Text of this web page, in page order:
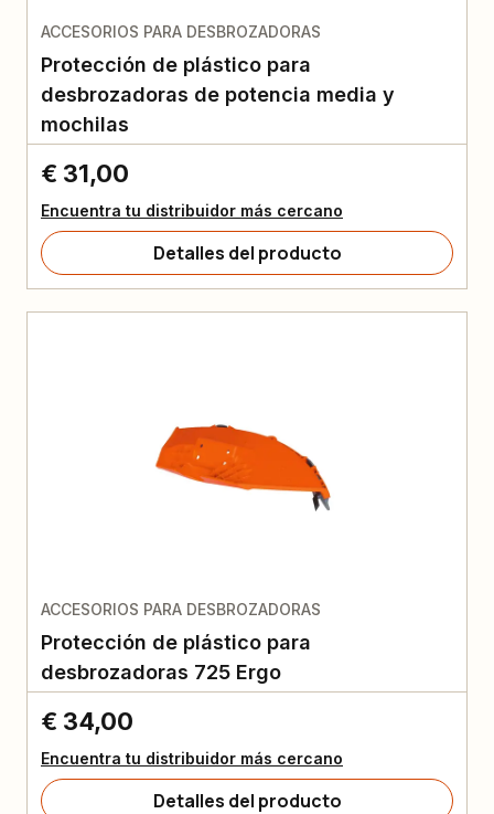
ACCESORIOS PARA DESBROZADORAS
Protección de plástico para
desbrozadoras de potencia media y
mochilas
€ 31,00
Encuentra tu distribuidor más cercano
Detalles del producto
ACCESORIOS PARA DESBROZADORAS
Protección de plástico para
desbrozadoras 725 Ergo
€ 34,00
Encuentra tu distribuidor más cercano
Detalles del producto